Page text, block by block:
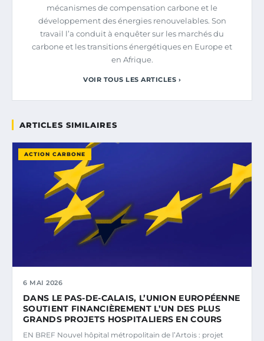
mécanismes de compensation carbone et le
développement des énergies renouvelables. Son
travail l’a conduit à enquêter sur les marchés du
carbone et les transitions énergétiques en Europe et
en Afrique.
VOIR TOUS LES ARTICLES ›
ARTICLES SIMILAIRES
ACTION CARBONE
6 MAI 2026
DANS LE PAS-DE-CALAIS, L’UNION EUROPÉENNE
SOUTIENT FINANCIÈREMENT L’UN DES PLUS
GRANDS PROJETS HOSPITALIERS EN COURS
EN BREF Nouvel hôpital métropolitain de l’Artois : projet